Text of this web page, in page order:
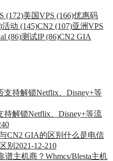
(172)美国VPS (166)优惠码
活动 (145)CN2 (107)亚洲VPS
(86)测试IP (86)CN2 GIA
解锁Netflix、Disney+等流
0
什么是电信
别 2021-12-210